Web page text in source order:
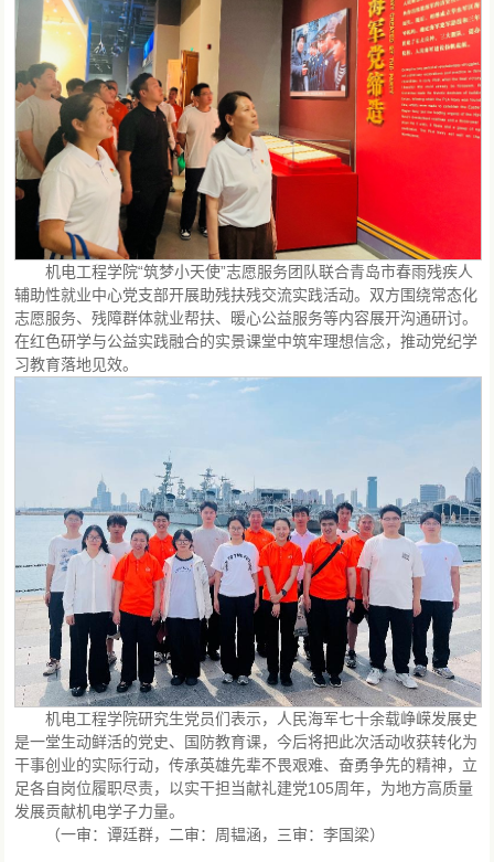
机电工程学院“筑梦小天使”志愿服务团队联合青岛市春雨残疾人
辅助性就业中心党支部开展助残扶残交流实践活动。双方围绕常态化
志愿服务、残障群体就业帮扶、暖心公益服务等内容展开沟通研讨。
在红色研学与公益实践融合的实景课堂中筑牢理想信念，推动党纪学
习教育落地见效。
机电工程学院研究生党员们表示，人民海军七十余载峥嵘发展史
是一堂生动鲜活的党史、国防教育课，今后将把此次活动收获转化为
干事创业的实际行动，传承英雄先辈不畏艰难、奋勇争先的精神，立
足各自岗位履职尽责，以实干担当献礼建党105周年，为地方高质量
发展贡献机电学子力量。
（一审：谭廷群，二审：周韫涵，三审：李国梁）